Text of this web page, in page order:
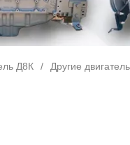
Д8К / Другие